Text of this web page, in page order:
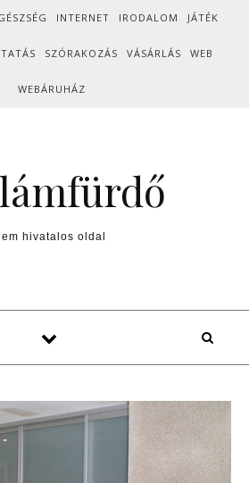
INTERNET IRODALOM JÁTÉK
SZÓRAKOZÁS VÁSÁRLÁS WEB
WEBÁRUHÁZ
hivatalos oldal